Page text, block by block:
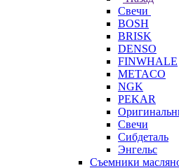
Свечи
BOSH
BRISK
DENSO
FINWHALE
METACO
NGK
PEKAR
Свечи
Сибдеталь
Энгельс
Съемники